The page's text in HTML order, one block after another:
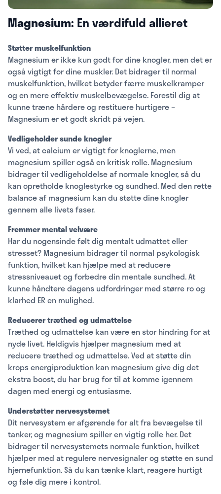
Magnesium: En værdifuld allieret
Støtter muskelfunktion
Magnesium er ikke kun godt for dine knogler, men det er
også vigtigt for dine muskler. Det bidrager til normal
muskelfunktion, hvilket betyder færre muskelkramper
og en mere effektiv muskelbevægelse. Forestil dig at
kunne træne hårdere og restituere hurtigere –
Magnesium er et godt skridt på vejen.
Vedligeholder sunde knogler
Vi ved, at calcium er vigtigt for knoglerne, men
magnesium spiller også en kritisk rolle. Magnesium
bidrager til vedligeholdelse af normale knogler, så du
kan opretholde knoglestyrke og sundhed. Med den rette
balance af magnesium kan du støtte dine knogler
gennem alle livets faser.
Fremmer mental velvære
Har du nogensinde følt dig mentalt udmattet eller
stresset? Magnesium bidrager til normal psykologisk
funktion, hvilket kan hjælpe med at reducere
stressniveauet og forbedre din mentale sundhed. At
kunne håndtere dagens udfordringer med større ro og
klarhed ER en mulighed.
Reducerer træthed og udmattelse
Træthed og udmattelse kan være en stor hindring for at
nyde livet. Heldigvis hjælper magnesium med at
reducere træthed og udmattelse. Ved at støtte din
krops energiproduktion kan magnesium give dig det
ekstra boost, du har brug for til at komme igennem
dagen med energi og entusiasme.
Understøtter nervesystemet
Dit nervesystem er afgørende for alt fra bevægelse til
tanker, og magnesium spiller en vigtig rolle her. Det
bidrager til nervesystemets normale funktion, hvilket
hjælper med at regulere nervesignaler og støtte en sund
hjernefunktion. Så du kan tænke klart, reagere hurtigt
og føle dig mere i kontrol.